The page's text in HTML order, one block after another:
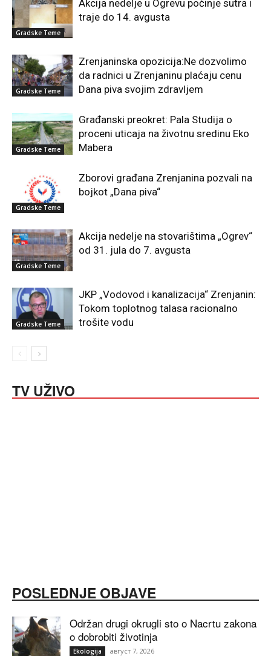
Gradske Teme
Akcija nedelje u Ogrevu počinje sutra i
traje do 14. avgusta
Gradske Teme
Zrenjaninska opozicija:Ne dozvolimo
da radnici u Zrenjaninu plaćaju cenu
Dana piva svojim zdravljem
Gradske Teme
Građanski preokret: Pala Studija o
proceni uticaja na životnu sredinu Eko
Mabera
Gradske Teme
Zborovi građana Zrenjanina pozvali na
bojkot „Dana piva“
Gradske Teme
Akcija nedelje na stovarištima „Ogrev“
od 31. jula do 7. avgusta
Gradske Teme
JKP „Vodovod i kanalizacija“ Zrenjanin:
Tokom toplotnog talasa racionalno
trošite vodu
TV UŽIVO
POSLEDNJE OBJAVE
Održan drugi okrugli sto o Nacrtu zakona
o dobrobiti životinja
Ekologija август 7, 2026